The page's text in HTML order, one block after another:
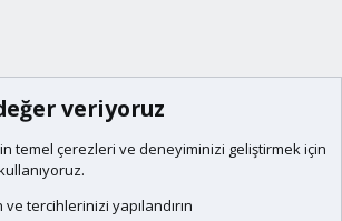
veriyoruz
temel çerezleri ve deneyiminizi geliştirmek için
tercihlerinizi yapılandırın